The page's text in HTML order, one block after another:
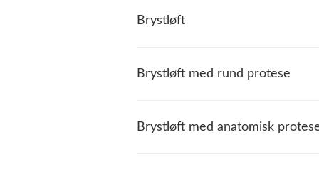
Brystløft
Brystløft med rund protese
Brystløft med anatomisk